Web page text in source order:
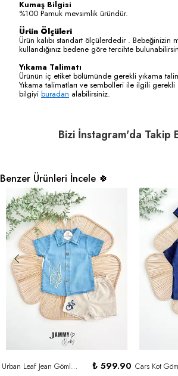
Kumaş Bilgisi
%100 Pamuk mevsimlik üründür.
Ürün Ölçüleri
Ürün kalıbı standart ölçülerdedir . Bebeğinizin
kullandığınız bedene göre tercihte
Yıkama Talimatı
Ürünün iç etiket bölümünde gerekli yıkama
Yıkama talimatları ve sembolleri ile ilgili gerekli
bilgiyi buradan alabilirsiniz.
Bizi İnstagram'da Takip
Benzer Ürünleri İncele 🍀
Urban Leaf Jean Gömlek & Şort Takım - KREM ₺ 599.90